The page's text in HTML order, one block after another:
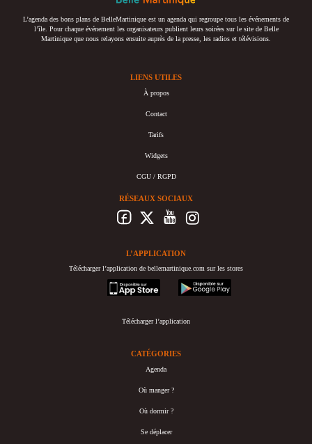
L’agenda des bons plans de BelleMartinique est un agenda qui regroupe tous les événements de
l’île. Pour chaque événement les organisateurs publient leurs soirées sur le site de Belle
Martinique que nous relayons ensuite auprès de la presse, les radios et télévisions.
LIENS UTILES
À propos
Contact
Tarifs
Widgets
CGU / RGPD
RÉSEAUX SOCIAUX
L’APPLICATION
Télécharger l’application de bellemartinique.com sur les stores
appstore
googleplay
Télécharger l’application
CATÉGORIES
Agenda
Où manger ?
Où dormir ?
Se déplacer